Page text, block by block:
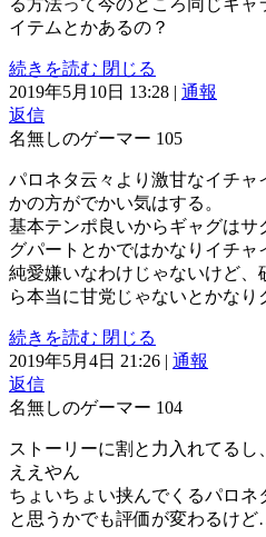
イテムとかあるの？
続きを読む 閉じる
2019年5月10日 13:28 | 通報
返信
名無しのゲーマー 105
パロネタ云々より激甘なイチャ
かの方がでかい気はする。
基本テンポ良いからギャグは
グパートとかではかなりイチャ
純愛嫌いなわけじゃないけど
ら本当に甘党じゃないとかなり
続きを読む 閉じる
2019年5月4日 21:26 | 通報
返信
名無しのゲーマー 104
ストーリーに割と力入れてる
ええやん
ちょいちょい挟んでくるパロ
と思うかでも評価が変わるけ